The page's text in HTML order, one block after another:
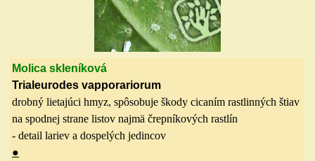
Molica skleníková
Trialeurodes vapporariorum
drobný lietajúci hmyz, spôsobuje škody cicaním rastlinných štiav
na spodnej strane listov najmä črepníkových rastlín
- detail lariev a dospelých jedincov
●